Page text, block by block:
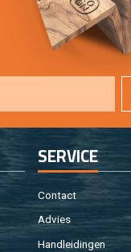
SER­VI­CE
Con­tact
Ad­vies
Hand­lei­din­gen